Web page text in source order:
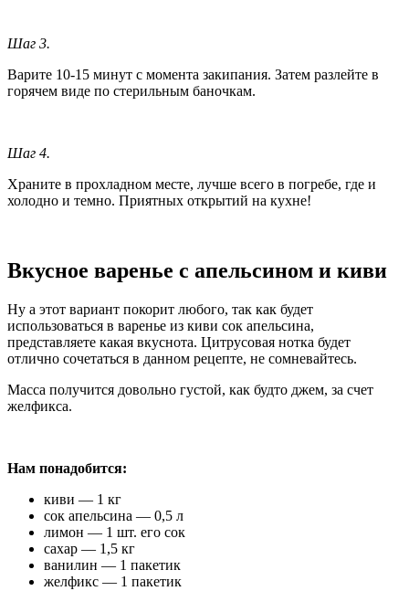
Шаг 3.
Варите 10-15 минут с момента закипания. Затем разлейте в
горячем виде по стерильным баночкам.
Шаг 4.
Храните в прохладном месте, лучше всего в погребе, где и
холодно и темно. Приятных открытий на кухне!
Вкусное варенье с апельсином и киви
Ну а этот вариант покорит любого, так как будет
использоваться в варенье из киви сок апельсина,
представляете какая вкуснота. Цитрусовая нотка будет
отлично сочетаться в данном рецепте, не сомневайтесь.
Масса получится довольно густой, как будто джем, за счет
желфикса.
Нам понадобится:
киви — 1 кг
сок апельсина — 0,5 л
лимон — 1 шт. его сок
сахар — 1,5 кг
ванилин — 1 пакетик
желфикс — 1 пакетик